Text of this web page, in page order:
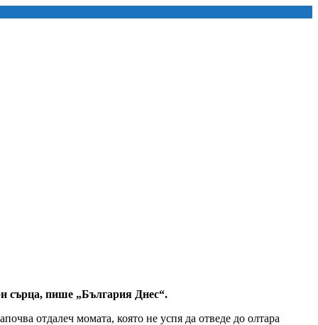
сърца, пише „България Днес“.
отдалеч момата, която не успя да отведе до олтара